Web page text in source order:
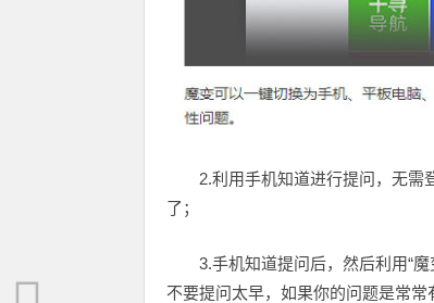
2.利用手机知道进行提问，无需
了；
3.手机知道提问后，然后利用“
不要提问太早，如果你的问题是常